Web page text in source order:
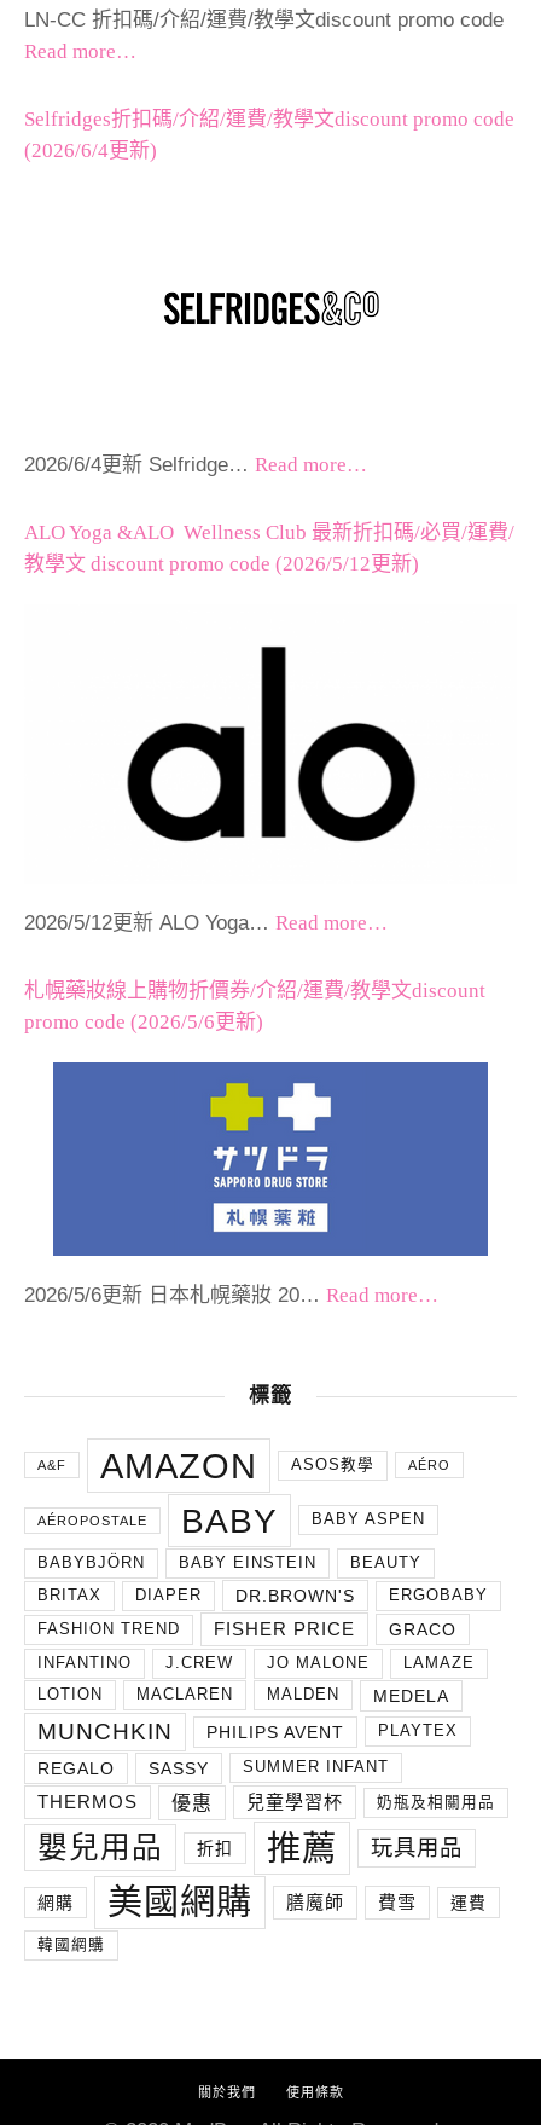
LN-CC 折扣碼/介紹/運費/教學文discount promo code
Read more…
Selfridges折扣碼/介紹/運費/教學文discount promo code
(2026/6/4更新)
2026/6/4更新 Selfridge… Read more…
ALO Yoga &ALO Wellness Club 最新折扣碼/必買/運費/
教學文 discount promo code (2026/5/12更新)
2026/5/12更新 ALO Yoga… Read more…
札幌藥妝線上購物折價券/介紹/運費/教學文discount
promo code (2026/5/6更新)
2026/5/6更新 日本札幌藥妝 20… Read more…
標籤
A&F AMAZON ASOS教學 AÉRO
AÉROPOSTALE BABY BABY ASPEN
BABYBJÖRN BABY EINSTEIN
BEAUTY
BRITAX
DIAPER DR.BROWN'S
ERGOBABY
FASHION TREND
FISHER PRICE GRACO
INFANTINO J.CREW JO MALONE
LAMAZE
LOTION
MACLAREN MALDEN MEDELA
MUNCHKIN PHILIPS AVENT PLAYTEX
REGALO SASSY SUMMER INFANT
THERMOS 優惠 兒童學習杯 奶瓶及相關用品
嬰兒用品 折扣 推薦 玩具用品
網購 美國網購 膳魔師 費雪 運費
韓國網購
關於我們 使用條款